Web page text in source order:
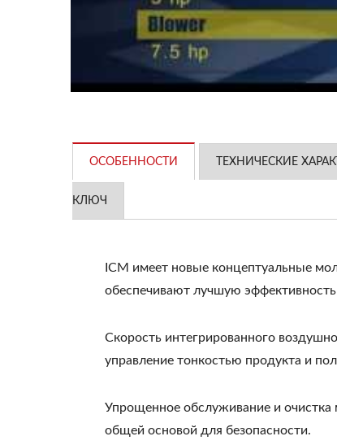
ОСОБЕННОСТИ ТЕХНИЧЕСКИЕ
КЛЮЧ
ICM имеет новые концептуальные
обеспечивают лучшую
Скорость интегрированного
управление тонкостью продукта и
Упрощенное обслуживание и
общей основой для безопасности.